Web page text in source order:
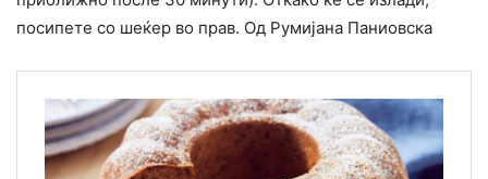
посипете со шеќер во прав. Од Румијана Паниовска